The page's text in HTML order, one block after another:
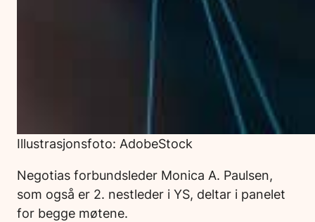
Illustrasjonsfoto: AdobeStock
Negotias forbundsleder Monica A. Paulsen,
som også er 2. nestleder i YS, deltar i panelet
for begge møtene.